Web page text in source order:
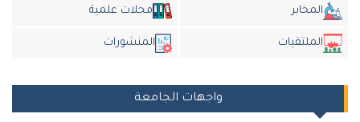
المخابر مجلات علمية
الملتقيات المنشورات
واجهات الجامعة